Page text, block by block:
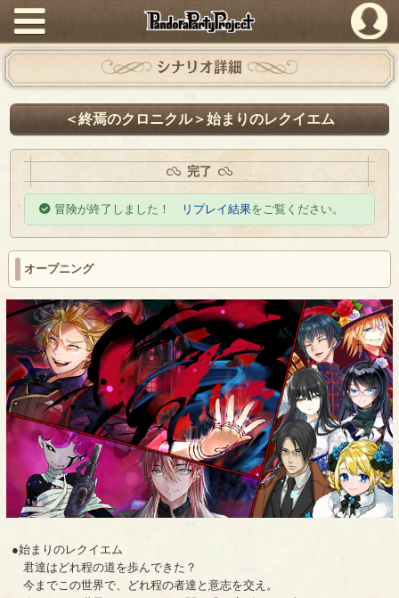
PandoraPartyProject
シナリオ詳細
＜終焉のクロニクル＞始まりのレクイエム
完了
冒険が終了しました！ リプレイ結果をご覧ください。
オープニング
●始まりのレクイエム
君達はどれ程の道を歩んできた？
今までこの世界で、どれ程の者達と意志を交え。